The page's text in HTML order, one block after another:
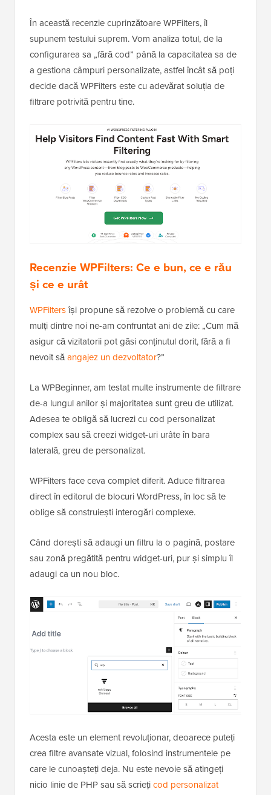
În această recenzie cuprinzătoare WPFilters, îl
supunem testului suprem. Vom analiza totul, de la
configurarea sa „fără cod” până la capacitatea sa de
a gestiona câmpuri personalizate, astfel încât să poți
decide dacă WPFilters este cu adevărat soluția de
filtrare potrivită pentru tine.
Recenzie WPFilters: Ce e bun, ce e rău
și ce e urât
WPFiltersîși propune să rezolve o problemă cu care
mulți dintre noi ne-am confruntat ani de zile: „Cum mă
asigur că vizitatorii pot găsi conținutul dorit, fără a fi
nevoit săangajez un dezvoltator?”
La WPBeginner, am testat multe instrumente de filtrare
de-a lungul anilor și majoritatea sunt greu de utilizat.
Adesea te obligă să lucrezi cu cod personalizat
complex sau să creezi widget-uri urâte în bara
laterală, greu de personalizat.
WPFilters face ceva complet diferit. Aduce filtrarea
direct în editorul de blocuri WordPress, în loc să te
oblige să construiești interogări complexe.
Când dorești să adaugi un filtru la o pagină, postare
sau zonă pregătită pentru widget-uri, pur și simplu îl
adaugi ca un nou bloc.
Acesta este un element revoluționar, deoarece puteți
crea filtre avansate vizual, folosind instrumentele pe
care le cunoașteți deja. Nu este nevoie să atingeți
nicio linie de PHP sau să scriețicod personalizat